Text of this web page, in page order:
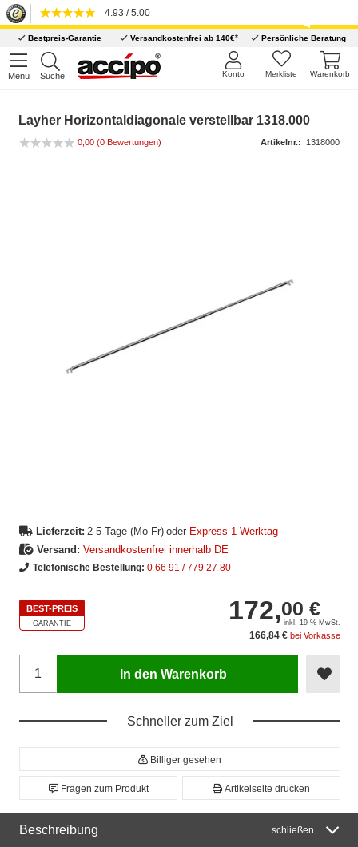
4.93 / 5.00
Bestpreis-Garantie Versandkostenfrei ab 140€* Persönliche Beratung
Menü Suche Warenkorb
Merkliste
Konto
Layher Horizontaldiagonale verstellbar 1318.000
0,00 (0 Bewertungen) Artikelnr.: 1318000
Lieferzeit: 2-5 Tage (Mo-Fr) oder Express 1 Werktag
Versand: Versandkostenfrei innerhalb DE
Telefonische Bestellung: 0 66 91 / 779 27 80
BEST-PREIS
GARANTIE 172,00 €
inkl. 19 % MwSt.
166,84 € bei Vorkasse
In den Warenkorb
Schneller zum Ziel
Billiger gesehen
Fragen zum Produkt Artikelseite drucken
Beschreibung schließen